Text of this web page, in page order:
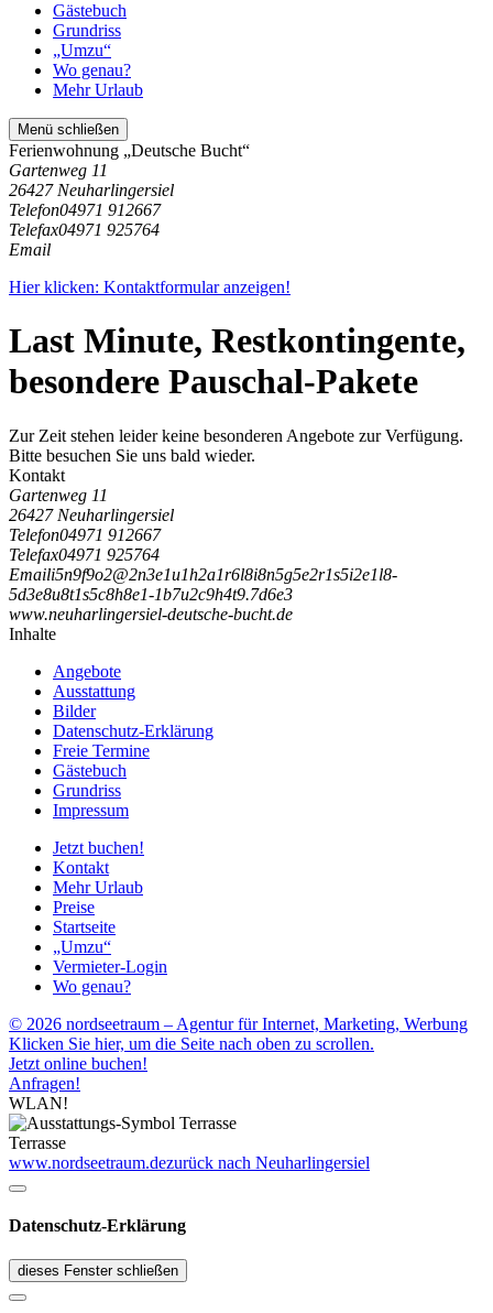
Gästebuch
Grundriss
„Umzu“
Wo genau?
Mehr Urlaub
Menü schließen
Ferienwohnung „Deutsche Bucht“
Gartenweg 11
26427 Neuharlingersiel
Telefon04971 912667
Telefax04971 925764
Email
Hier klicken: Kontaktformular anzeigen!
Last Minute, Restkontingente,
besondere Pauschal-Pakete
Zur Zeit stehen leider keine besonderen Angebote zur Verfügung.
Bitte besuchen Sie uns bald wieder.
Kontakt
Gartenweg 11
26427 Neuharlingersiel
Telefon04971 912667
Telefax04971 925764
Emaili5n9f9o2@2n3e1u1h2a1r6l8i8n5g5e2r1s5i2e1l8-
5d3e8u8t1s5c8h8e1-1b7u2c9h4t9.7d6e3
www.neuharlingersiel-deutsche-bucht.de
Inhalte
Angebote
Ausstattung
Bilder
Datenschutz-Erklärung
Freie Termine
Gästebuch
Grundriss
Impressum
Jetzt buchen!
Kontakt
Mehr Urlaub
Preise
Startseite
„Umzu“
Vermieter-Login
Wo genau?
© 2026 nordseetraum – Agentur für Internet, Marketing, Werbung
Klicken Sie hier, um die Seite nach oben zu scrollen.
Jetzt online buchen!
Anfragen!
WLAN!
Terrasse
www.nordseetraum.dezurück nach Neuharlingersiel
Datenschutz-Erklärung
dieses Fenster schließen